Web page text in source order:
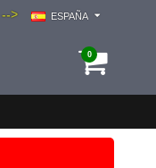
> ESPAÑA
0